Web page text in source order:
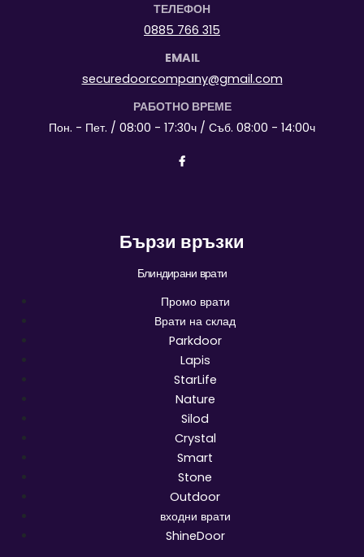
ТЕЛЕФОН
0885 766 315
EMAIL
securedoorcompany@gmail.com
РАБОТНО ВРЕМЕ
Пон. - Пет. / 08:00 - 17:30ч / Съб. 08:00 - 14:00ч
Бързи връзки
Блиндирани врати
Промо врати
Врати на склад
Parkdoor
Lapis
StarLife
Nature
Silod
Crystal
Smart
Stone
Outdoor
входни врати
ShineDoor